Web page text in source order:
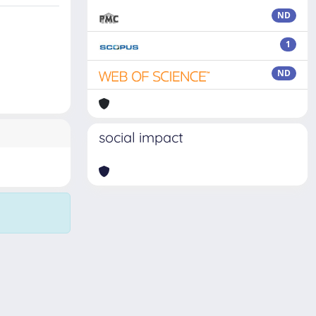
ND
1
ND
social impact